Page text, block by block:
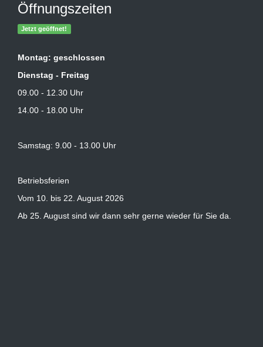
Öffnungszeiten
Jetzt geöffnet!
Montag: geschlossen
Dienstag - Freitag
09.00 - 12.30 Uhr
14.00 - 18.00 Uhr
Samstag: 9.00 - 13.00 Uhr
Betriebsferien
Vom 10. bis 22. August 2026
Ab 25. August sind wir dann sehr gerne wieder für Sie da.